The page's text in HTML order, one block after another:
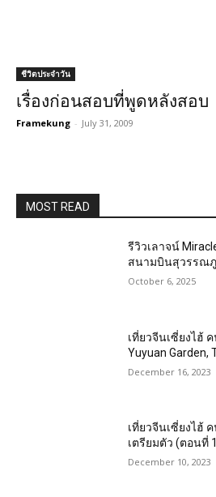
ชีวิตประจำวัน
เรื่องก่อนสอบที่พูดหลังสอบ
Framekung - July 31, 2009
MOST READ
รีวิวเลาจน์
สนามบินสุวรรณ
October 6, 2025
เที่ยวจีนเซี่ยงไฮ้
Yuyuan Garden,
December 16, 2023
เที่ยวจีนเซี่ยงไฮ้
เตรียมตัว (ตอนที่
December 10, 2023